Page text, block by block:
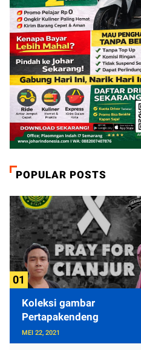
POPULAR POSTS
Koleksi gambar
Pertapakendeng
MEI 22, 2021